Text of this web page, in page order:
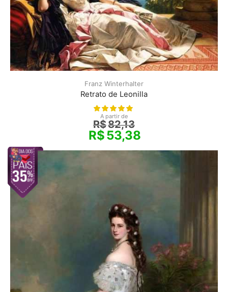
Franz Winterhalter
Retrato de Leonilla
A partir de
R$82,13
R$53,38